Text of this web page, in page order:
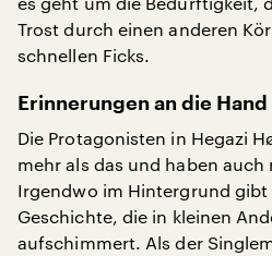
Trost durch einen anderen
schnellen Ficks.
Erinnerungen an die
Die Protagonisten in Hegazi
mehr als das und haben
Irgendwo im Hintergrund gibt
Geschichte, die in kleinen
aufschimmert. Als der